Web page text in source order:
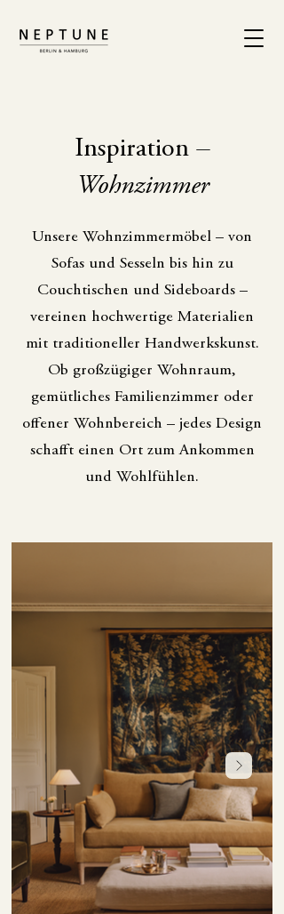
Inspiration –
Wohnzimmer
Unsere Wohnzimmermöbel – von
Sofas und Sesseln bis hin zu
Couchtischen und Sideboards –
vereinen hochwertige Materialien
mit traditioneller Handwerkskunst.
Ob großzügiger Wohnraum,
gemütliches Familienzimmer oder
offener Wohnbereich – jedes Design
schafft einen Ort zum Ankommen
und Wohlfühlen.